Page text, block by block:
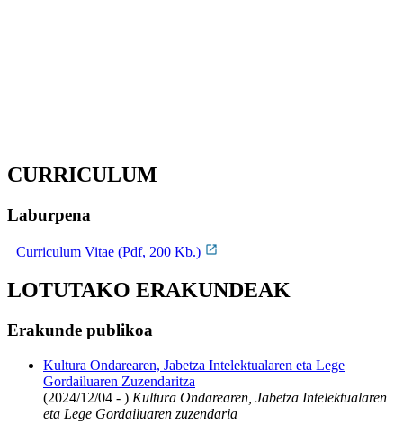
CURRICULUM
Laburpena
Curriculum Vitae (Pdf, 200 Kb.)
LOTUTAKO ERAKUNDEAK
Erakunde publikoa
Kultura Ondarearen, Jabetza Intelektualaren eta Lege
Gordailuaren Zuzendaritza
(2024/12/04 - ) Kultura Ondarearen, Jabetza Intelektualaren
eta Lege Gordailuaren zuzendaria